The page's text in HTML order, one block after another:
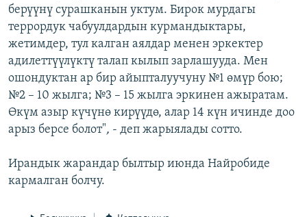
берүүнү сурашканын уктум. Бирок мурдагы
террордук чабуулдардын курмандыктары,
жетимдер, тул калган аялдар менен эркектер
адилеттүүлүктү талап кылып зарлашууда. Мен
ошондуктан ар бир айыпталуучуну №1 өмүр бою;
№2 – 10 жылга; №3 – 15 жылга эркинен ажыратам.
Өкүм азыр күчүнө кирүүдө, алар 14 күн ичинде доо
арыз берсе болот", - деп жарыялады сотто.
Ирандык жарандар былтыр июнда Найробиде
кармалган болчу.